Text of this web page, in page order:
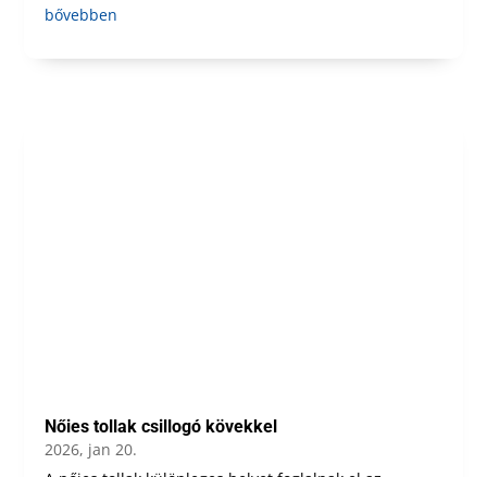
bővebben
Nőies tollak csillogó kövekkel
2026, jan 20.